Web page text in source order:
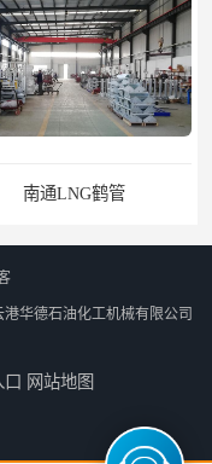
南通LNG鹤管
港华德石油化工机械有限公司
网站地图